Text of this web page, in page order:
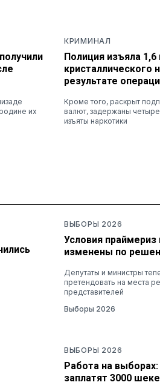
их
КРИМИНАЛ
Полиция изъяла 1,6
кристаллического
результате
Кроме того, раскрыт
валют, задержаны
изъяты наркотики
ВЫБОРЫ 2026
Условия праймериз
изменены по
Депутаты и министры
претендовать на места
представителей
Выборы 2026
ВЫБОРЫ 2026
Работа на
заплатят 3000